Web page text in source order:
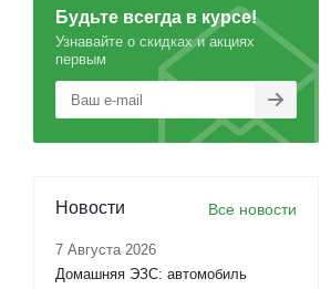
Будьте всегда в курсе!
Узнавайте о скидках и акциях
первым
Новости Все новости
7 Августа 2026
Домашняя ЭЗС: автомобиль